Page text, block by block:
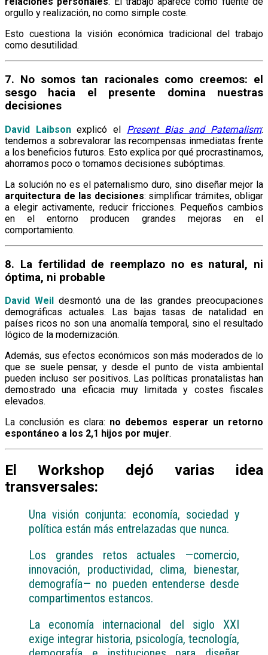
orgullo y realización, no como simple coste.
Esto cuestiona la visión económica tradicional del trabajo
como desutilidad.
7. No somos tan racionales como creemos: el
sesgo hacia el presente domina nuestras
decisiones
David Laibsonexplicó el Present Bias and Paternalism:
tendemos a sobrevalorar las recompensas inmediatas frente
a los beneficios futuros. Esto explica por qué procrastinamos,
ahorramos poco o tomamos decisiones subóptimas.
La solución no es el paternalismo duro, sino diseñar mejor la
arquitectura de las decisiones: simplificar trámites, obligar
a elegir activamente, reducir fricciones. Pequeños cambios
en el entorno producen grandes mejoras en el
comportamiento.
8. La fertilidad de reemplazo no es natural, ni
óptima, ni probable
David Weil
desmontó una de las grandes preocupaciones
demográficas actuales. Las bajas tasas de natalidad en
países ricos no son una anomalía temporal, sino el resultado
lógico de la modernización.
Además, sus efectos económicos son más moderados de lo
que se suele pensar, y desde el punto de vista ambiental
pueden incluso ser positivos. Las políticas pronatalistas han
demostrado una eficacia muy limitada y costes fiscales
elevados.
La conclusión es clara: no debemos esperar un retorno
espontáneo a los 2,1 hijos por mujer.
El Workshop dejó varias idea
transversales:
Una visión conjunta: economía, sociedad y
política están más entrelazadas que nunca.
Los grandes retos actuales —comercio,
innovación, productividad, clima, bienestar,
demografía— no pueden entenderse desde
compartimentos estancos.
La economía internacional del siglo XXI
exige integrar historia, psicología, tecnología,